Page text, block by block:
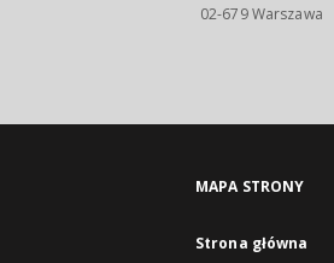
02-679 Warszawa
MAPA STRONY
Strona główna